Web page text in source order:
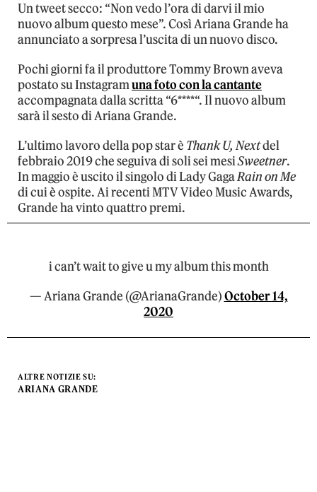
Un tweet secco: “Non vedo l’ora di darvi il mio
nuovo album questo mese”. Così Ariana Grande ha
annunciato a sorpresa l’uscita di un nuovo disco.
Pochi giorni fa il produttore Tommy Brown aveva
postato su Instagramuna foto con la cantante
accompagnata dalla scritta “6****“. Il nuovo album
sarà il sesto di Ariana Grande.
L’ultimo lavoro della pop star è Thank U, Nextdel
febbraio 2019 che seguiva di soli sei mesiSweetner.
In maggio è uscito il singolo di Lady GagaRain on Me
di cui è ospite. Ai recenti MTV Video Music Awards,
Grande ha vinto quattro premi.
i can’t wait to give u my album this month
— Ariana Grande (@ArianaGrande)October 14,
2020
ALTRE NOTIZIE SU:
ARIANA GRANDE